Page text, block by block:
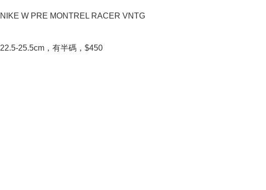
NIKE W PRE MONTREL RACER VNTG
22.5-25.5cm，有半碼，$450